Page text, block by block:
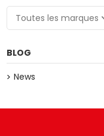
Toutes les marques
BLOG
News